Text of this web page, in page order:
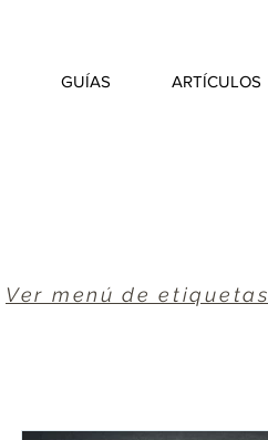
GUÍAS ARTÍCULOS
Ver menú de etiquetas